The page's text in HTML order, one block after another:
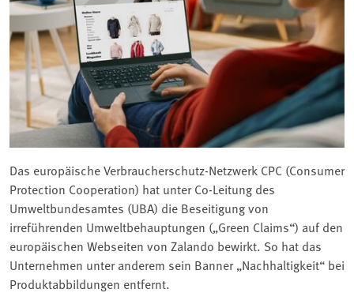
Das europäische Verbraucherschutz-Netzwerk CPC (Consumer
Protection Cooperation) hat unter Co-Leitung des
Umweltbundesamtes (UBA) die Beseitigung von
irreführenden Umweltbehauptungen („Green Claims“) auf den
europäischen Webseiten von Zalando bewirkt. So hat das
Unternehmen unter anderem sein Banner „Nachhaltigkeit“ bei
Produktabbildungen entfernt.